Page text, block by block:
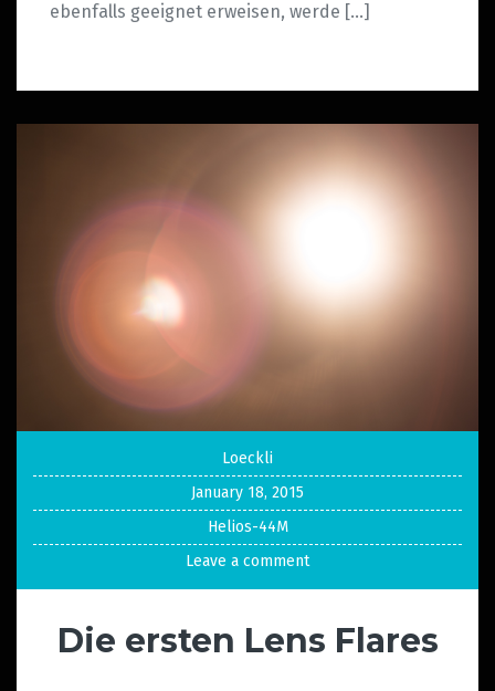
ebenfalls geeignet erweisen, werde […]
Loeckli
January 18, 2015
Helios-44M
Leave a comment
Die ersten Lens Flares